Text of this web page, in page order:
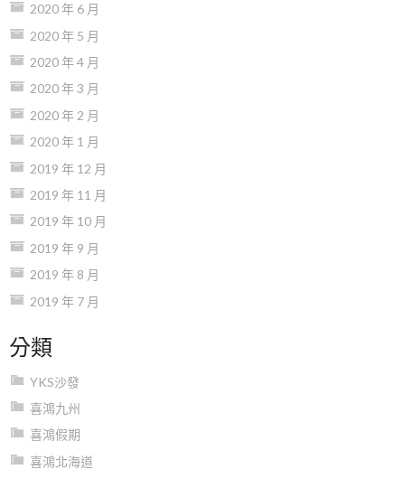
2020 年 6 月
2020 年 5 月
2020 年 4 月
2020 年 3 月
2020 年 2 月
2020 年 1 月
2019 年 12 月
2019 年 11 月
2019 年 10 月
2019 年 9 月
2019 年 8 月
2019 年 7 月
分類
YKS沙發
喜鴻九州
喜鴻假期
喜鴻北海道